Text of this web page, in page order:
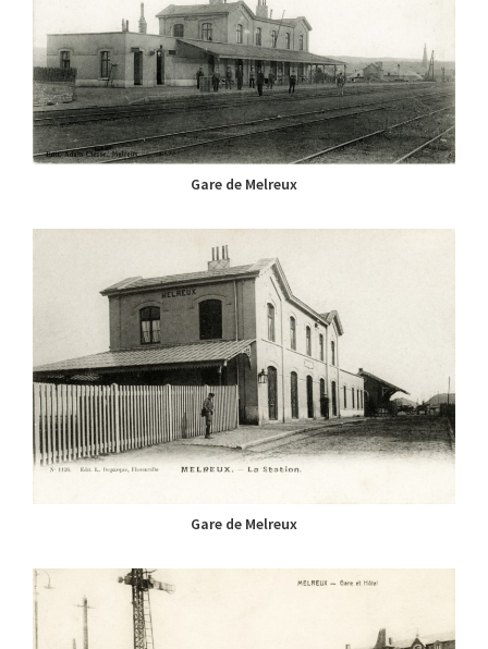
Gare de Melreux
Gare de Melreux